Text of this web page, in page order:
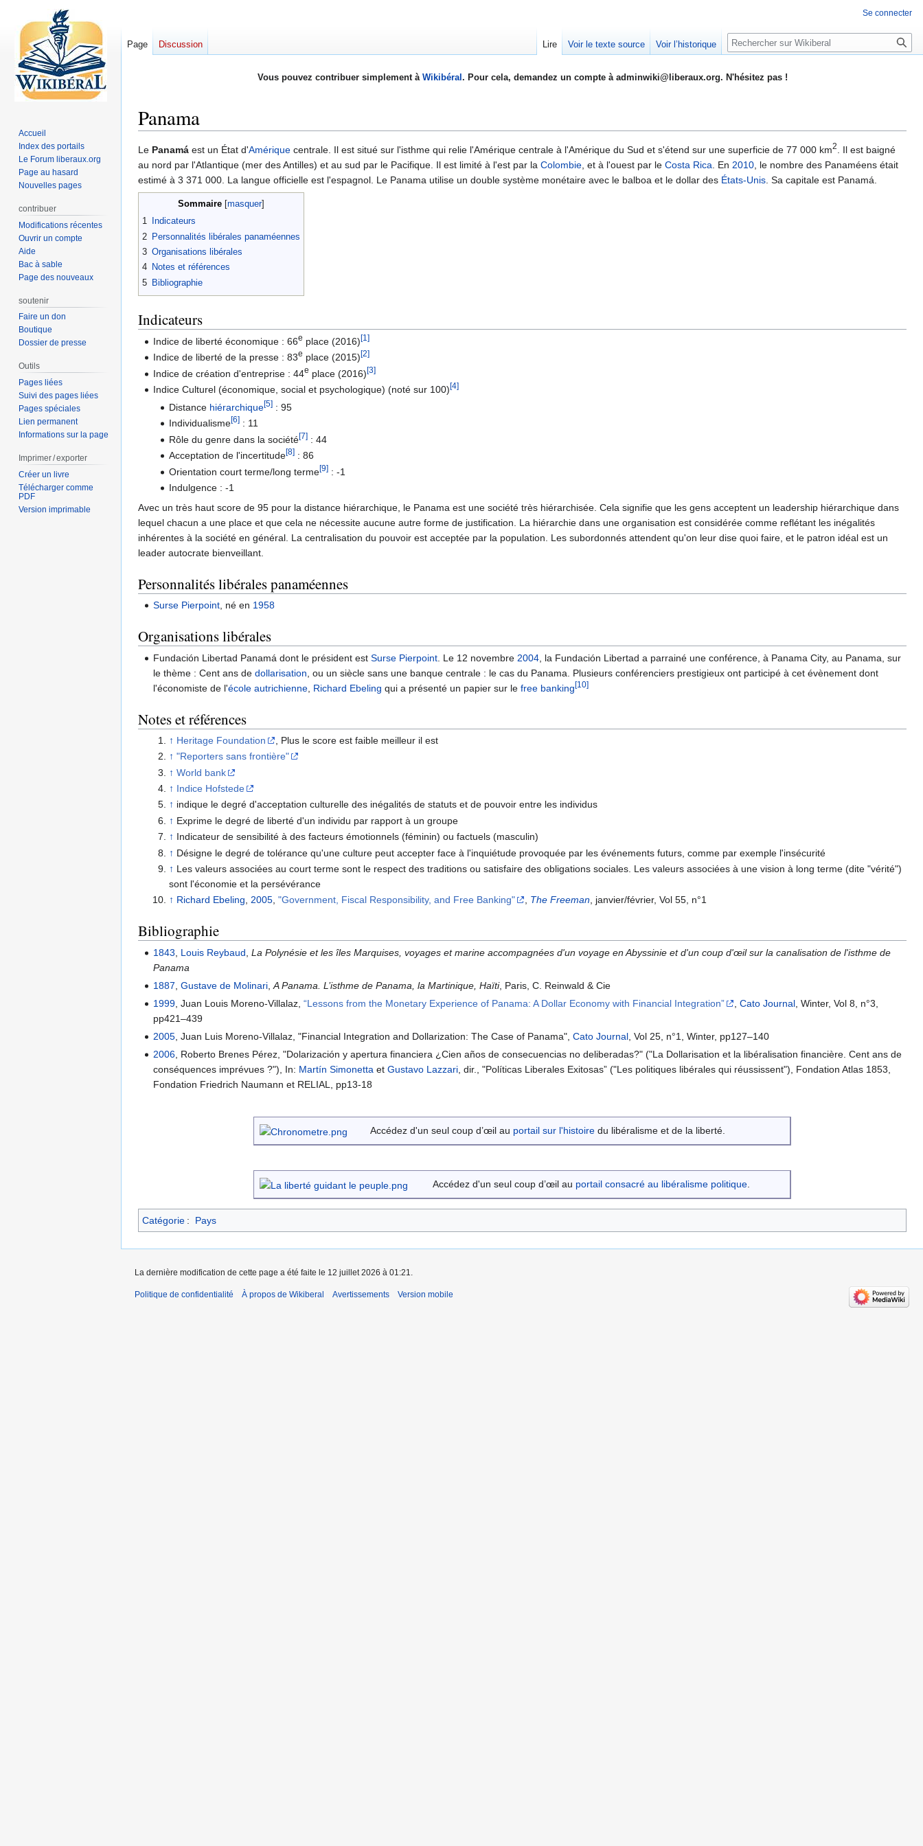
Vous pouvez contribuer simplement à Wikibéral . Pour cela, demandez un compte à adminwiki@liberaux.org. N'hésitez pas !
Panama
Aller
à
la
navigation
Aller
à
la
recherche
Le Panamá est un État d'Amérique centrale. Il est situé sur l'isthme qui relie l'Amérique centrale à l'Amérique du Sud et s'étend sur une superficie de 77 000 km2. Il est baigné
au nord par l'Atlantique (mer des Antilles) et au sud par le Pacifique. Il est limité à l'est par la Colombie, et à l'ouest par le Costa Rica. En 2010, le nombre des Panaméens était
estimé à 3 371 000. La langue officielle est l'espagnol. Le Panama utilise un double système monétaire avec le balboa et le dollar des États-Unis. Sa capitale est Panamá.
Sommaire
1
Indicateurs
2 Personnalités libérales panaméennes
3 Organisations libérales
4 Notes et références
5 Bibliographie
Indicateurs
Indice de liberté économique : 66e place (2016)[1]
Indice de liberté de la presse : 83e place (2015)[2]
Indice de création d'entreprise : 44e place (2016)[3]
Indice Culturel (économique, social et psychologique) (noté sur 100)[4]
Distance hiérarchique[5]: 95
Individualisme[6]: 11
Rôle du genre dans la société[7]: 44
Acceptation de l'incertitude[8]: 86
Orientation court terme/long terme[9]: -1
Indulgence : -1
Avec un très haut score de 95 pour la distance hiérarchique, le Panama est une société très hiérarchisée. Cela signifie que les gens acceptent un leadership hiérarchique dans
lequel chacun a une place et que cela ne nécessite aucune autre forme de justification. La hiérarchie dans une organisation est considérée comme reflétant les inégalités
inhérentes à la société en général. La centralisation du pouvoir est acceptée par la population. Les subordonnés attendent qu'on leur dise quoi faire, et le patron idéal est un
leader autocrate bienveillant.
Personnalités libérales panaméennes
Surse Pierpoint, né en 1958
Organisations libérales
Fundación Libertad Panamá dont le président estSurse Pierpoint . Le 12 novembre 2004 , la Fundación Libertad a parrainé une conférence, à Panama City, au Panama, sur
le thème : Cent ans dedollarisation , ou un siècle sans une banque centrale : le cas du Panama. Plusieurs conférenciers prestigieux ont participé à cet évènement dont
l'économiste de l'école autrichienne Richard Ebeling qui a présenté un papier sur lefree banking[10]
Notes et références
↑ Heritage Foundation
, Plus le score est faible meilleur il est
↑ "Reporters sans frontière"
↑ World bank
↑ Indice Hofstede
↑ indique le degré d'acceptation culturelle des inégalités de statuts et de pouvoir entre les individus
↑ Exprime le degré de liberté d'un individu par rapport à un groupe
↑ Indicateur de sensibilité à des facteurs émotionnels (féminin) ou factuels (masculin)
↑ Désigne le degré de tolérance qu'une culture peut accepter face à l'inquiétude provoquée par les événements futurs, comme par exemple l'insécurité
↑ Les valeurs associées au court terme sont le respect des traditions ou satisfaire des obligations sociales. Les valeurs associées à une vision à long terme (dite "vérité")
sont l'économie et la persévérance
↑ Richard Ebeling, 2005, "Government, Fiscal Responsibility, and Free Banking" , The Freeman, janvier/février, Vol 55, n°1
Bibliographie
1843 Louis Reybaud ,La Polynésie et les îles Marquises, voyages et marine accompagnées d'un voyage en Abyssinie et d'un coup d'œil sur la canalisation de l'isthme de
Panama
1887 ,Gustave de Molinari ,A Panama. L’isthme de Panama, la Martinique, Haïti, Paris, C. Reinwald & Cie
1999 , Juan Louis Moreno-Villalaz,“Lessons from the Monetary Experience of Panama: A Dollar Economy with Financial Integration” ,Cato Journal , Winter, Vol 8, n°3,
pp421–439
2005 , Juan Luis Moreno-Villalaz, "Financial Integration and Dollarization: The Case of Panama",Cato Journal , Vol 25, n°1, Winter, pp127–140
2006, Roberto Brenes Pérez, "Dolarización y apertura financiera ¿Cien años de consecuencias no deliberadas?" ("La Dollarisation et la libéralisation financière. Cent ans de
conséquences imprévues ?"), In: Martín Simonetta etGustavo Lazzari, dir., "Políticas Liberales Exitosas” ("Les politiques libérales qui réussissent"), Fondation Atlas 1853,
Fondation Friedrich Naumann et RELIAL, pp13-18
Accédez d'un seul coup d’œil au portail sur l'histoire du libéralisme et de la liberté.
Accédez d'un seul coup d’œil au portail consacré au libéralisme politique.
Catégorie : Pays
Se connecter
Page Discussion Lire Voir le texte source Voir l’historique Rechercher
Accueil
Index des portails
Le Forum liberaux.org
Page au hasard
Nouvelles pages
contribuer
Modifications récentes
Ouvrir un compte
Aide
Bac à sable
Page des nouveaux
soutenir
Faire un don
Boutique
Dossier de presse
Outils
Pages liées
Suivi des pages liées
Pages spéciales
Lien permanent
Informations sur la page
Imprimer / exporter
Créer un livre
Télécharger comme
PDF
Version imprimable
La dernière modification de cette page a été faite le 12 juillet 2026 à 01:21.
Politique de confidentialité À propos de Wikiberal Avertissements Version mobile